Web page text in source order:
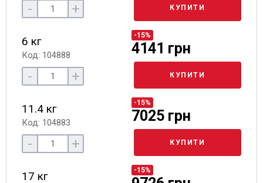
- + КУПИТИ
6 кг
Код: 104888
-15%
4141 грн
- + КУПИТИ
11.4 кг
Код: 104883
-15%
7025 грн
- + КУПИТИ
17 кг -15%